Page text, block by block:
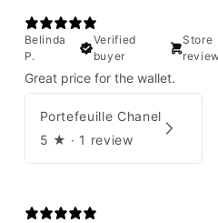
Belinda
P.
Verified
buyer
Store
Great price for the wallet.
Portefeuille Chanel
5 ★ · 1 review